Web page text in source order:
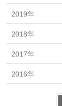
2019年
2018年
2017年
2016年